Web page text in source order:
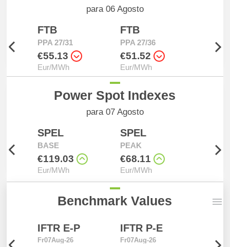
para 06 Agosto
FTB
PPA 27/31
€55.13
Eur/MWh
FTB
PPA 27/36
€51.52
Eur/MWh
D
Power Spot Indexes
para 07 Agosto
SPEL
BASE
€119.03
Eur/MWh
SPEL
PEAK
€68.11
Eur/MWh
BASE
Benchmark Values
IFTR E-P
Fr07Aug-26
IFTR P-E
Fr07Aug-26